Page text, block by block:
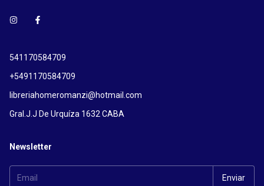
541170584709
+5491170584709
libreriahomeromanzi@hotmail.com
Gral.J.J De Urquíza 1632 CABA
Newsletter